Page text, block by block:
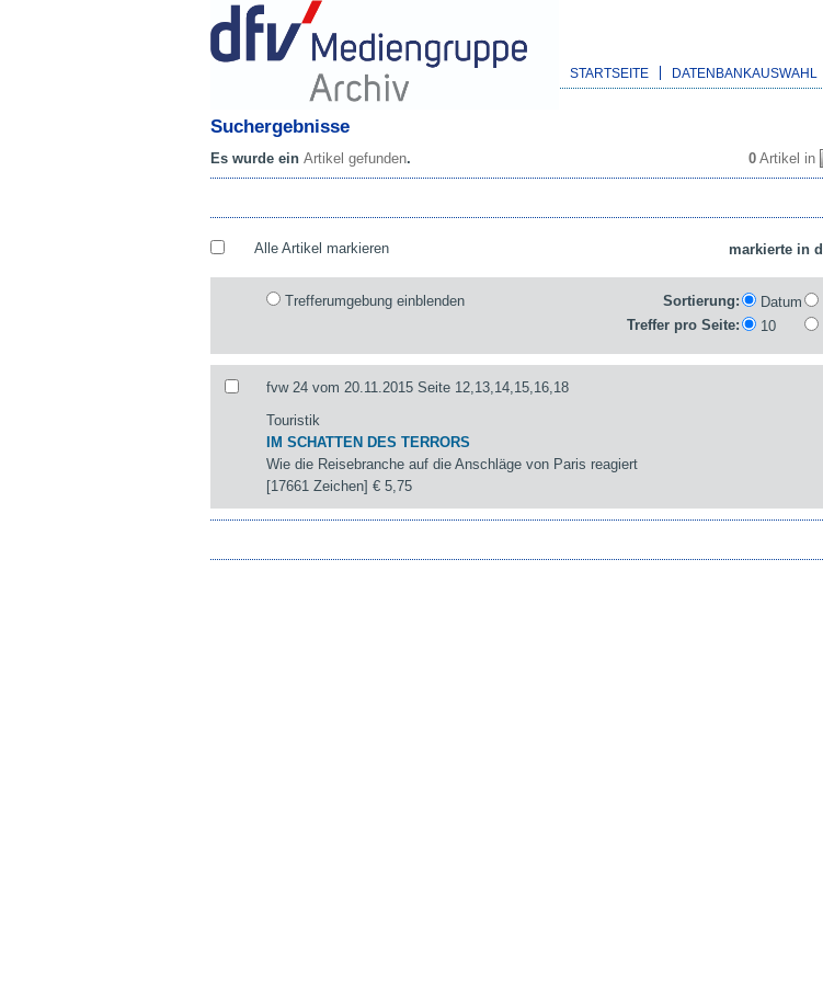
STARTSEITE DATENBANKAUSWAHL
Suchergebnisse
0 Artikel in
Es wurde ein Artikel gefunden.
Alle Artikel markieren
Trefferumgebung einblenden Sortierung: Datum
Treffer pro Seite:
10
fvw 24 vom 20.11.2015 Seite 12,13,14,15,16,18
Touristik
IM SCHATTEN DES TERRORS
Wie die Reisebranche auf die Anschläge von Paris reagiert
[17661 Zeichen]€ 5,75